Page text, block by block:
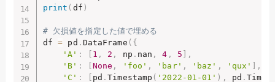
print ( df )
# 欠損値を指定した値で埋める
df = pd . DataFrame ( {
'A' : [ 1 , 2 , np . nan , 4 , 5 ] ,
'B' : [None , 'foo' , 'bar' , 'baz' , 'qux' ] ,
'C' : [ pd .Timestamp ( '2022-01-01' ) , pd .